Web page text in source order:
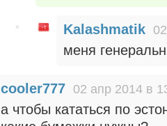
Kalashmatik
меня
cooler777 02 апр 2014 в
а чтобы кататься по